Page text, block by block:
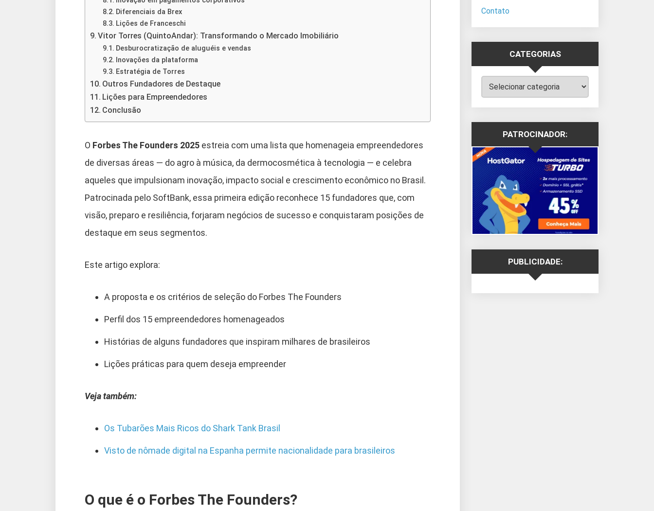
Diferenciais da Brex
Lições de Franceschi
Vitor Torres (QuintoAndar): Transformando o Mercado Imobiliário
Desburocratização de aluguéis e vendas
Inovações da plataforma
Estratégia de Torres
Outros Fundadores de Destaque
Lições para Empreendedores
Conclusão
O Forbes The Founders 2025 estreia com uma lista que homenageia empreendedores
de diversas áreas — do agro à música, da dermocosmética à tecnologia — e celebra
aqueles que impulsionam inovação, impacto social e crescimento econômico no Brasil.
Patrocinada pelo SoftBank, essa primeira edição reconhece 15 fundadores que, com
visão, preparo e resiliência, forjaram negócios de sucesso e conquistaram posições de
destaque em seus segmentos.
Este artigo explora:
A proposta e os critérios de seleção do Forbes The Founders
Perfil dos 15 empreendedores homenageados
Histórias de alguns fundadores que inspiram milhares de brasileiros
Lições práticas para quem deseja empreender
Veja também:
Os Tubarões Mais Ricos do Shark Tank Brasil
Visto de nômade digital na Espanha permite nacionalidade para brasileiros
O que é o Forbes The Founders?
Contato
CATEGORIAS
Categorias
PATROCINADOR:
PUBLICIDADE: